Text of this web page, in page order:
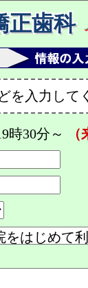
正歯科
を入力して
時30分～